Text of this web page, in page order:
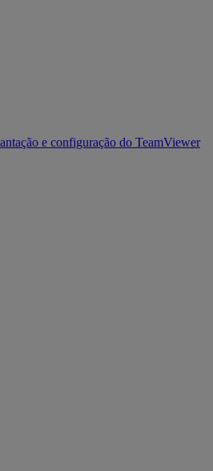
e configuração do TeamViewer